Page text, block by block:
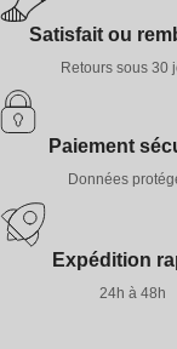
Satisfait ou
Retours sous 30
Paiement
Données
Expédition
24h à 48h